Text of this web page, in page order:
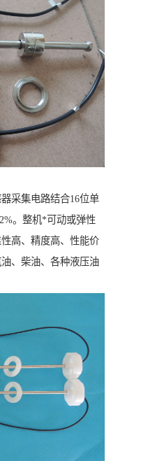
采集电路结合16位单
。整机*可动或弹性
高、精度高、性能价
、柴油、各种液压油